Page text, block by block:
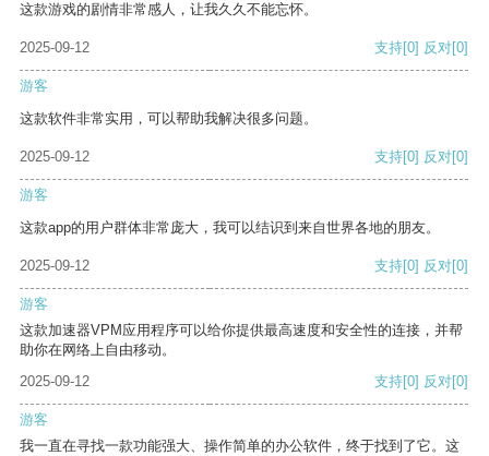
这款游戏的剧情非常感人，让我久久不能忘怀。
2025-09-12 支持[0] 反对[0]
游客
这款软件非常实用，可以帮助我解决很多问题。
2025-09-12 支持[0] 反对[0]
游客
这款app的用户群体非常庞大，我可以结识到来自世界各地的朋友。
2025-09-12 支持[0] 反对[0]
游客
这款加速器VPM应用程序可以给你提供最高速度和安全性的连接，并帮
助你在网络上自由移动。
2025-09-12
支持[0] 反对[0]
游客
我一直在寻找一款功能强大、操作简单的办公软件，终于找到了它。这